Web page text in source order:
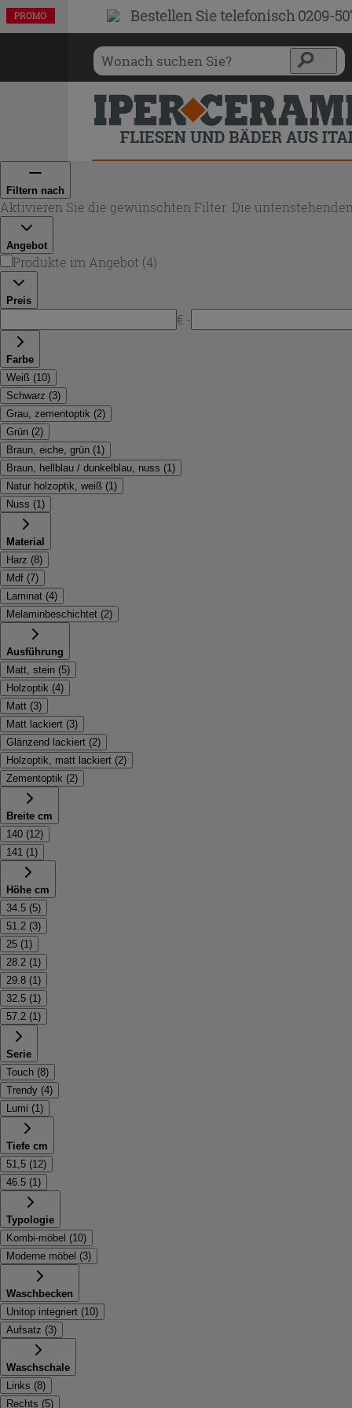
Bestellen Sietelefonisch 0209-
Filtern nach
Aktivieren Sie die gewünschten Filter. Die
Angebot
Produkte im Angebot (4)
Preis
€ -
Farbe
Weiß (10)
Schwarz (3)
Grau, zementoptik (2)
Grün (2)
Braun, eiche, grün (1)
Braun, hellblau / dunkelblau, nuss (1)
Natur holzoptik, weiß (1)
Nuss (1)
Material
Harz (8)
Mdf (7)
Laminat (4)
Melaminbeschichtet (2)
Ausführung
Matt, stein (5)
Holzoptik (4)
Matt (3)
Matt lackiert (3)
Glänzend lackiert (2)
Holzoptik, matt lackiert (2)
Zementoptik (2)
Breite cm
140 (12)
141 (1)
Höhe cm
34.5 (5)
51.2 (3)
25 (1)
28.2 (1)
29.8 (1)
32.5 (1)
57.2 (1)
Serie
Touch (8)
Trendy (4)
Lumi (1)
Tiefe cm
51,5 (12)
46.5 (1)
Typologie
Kombi-möbel (10)
Moderne möbel (3)
Waschbecken
Unitop integriert (10)
Aufsatz (3)
Waschschale
Links (8)
Rechts (5)
PROMO
PROMO
PROMO
PROMO